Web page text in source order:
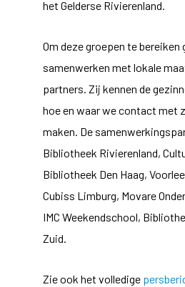
het Gelderse Rivierenland.
Om deze groepen te bereiken
samenwerken met lokale
partners. Zij kennen de
hoe en waar we contact met
maken. De
Bibliotheek Rivierenland,
Bibliotheek Den Haag,
Cubiss Limburg, Movare
IMC Weekendschool,
Zuid.
Zie ook het volledige